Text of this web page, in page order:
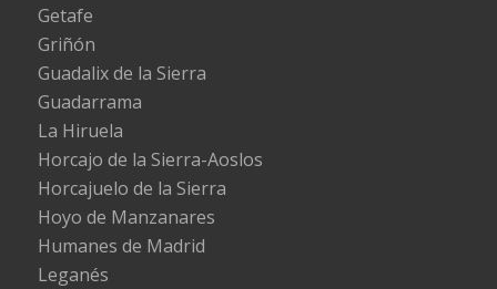
Getafe
Griñón
Guadalix de la Sierra
Guadarrama
La Hiruela
Horcajo de la Sierra-Aoslos
Horcajuelo de la Sierra
Hoyo de Manzanares
Humanes de Madrid
Leganés